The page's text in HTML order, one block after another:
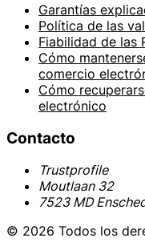
Garantías
Política de las
Fiabilidad de las
Cómo
comercio
Cómo
electrónico
Contacto
Trustprofile
Moutlaan 32
7523 MD
© 2026 Todos los